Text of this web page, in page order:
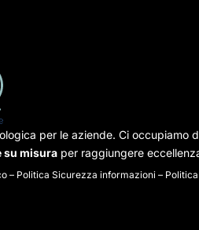
per le aziende. Ci occupiamo
su misura per raggiungere
– Politica Sicurezza informazioni –